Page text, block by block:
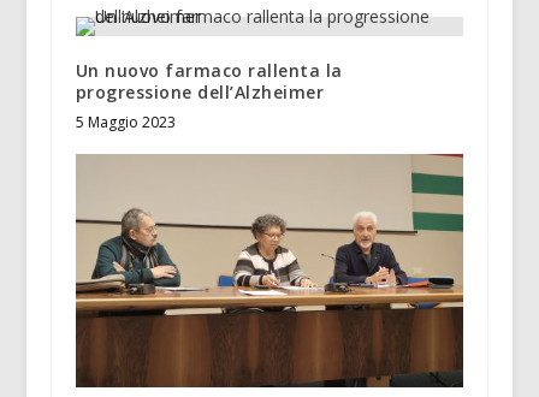
Un nuovo farmaco rallenta la
progressione dell’Alzheimer
5 Maggio 2023